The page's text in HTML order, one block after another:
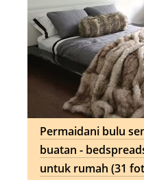
Permaidani bulu
buatan -
untuk rumah (31